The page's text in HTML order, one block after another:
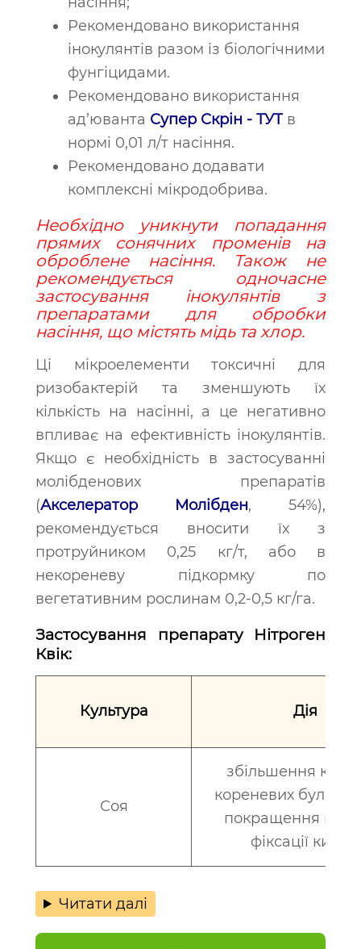
Рекомендовано використання
інокулянтів разом із біологічними
фунгіцидами.
Рекомендовано використання
ад’юванта Супер Скрін - ТУТ в
нормі 0,01 л/т насіння.
Рекомендовано додавати
комплексні мікродобрива.
Необхідно уникнути попадання
прямих сонячних променів на
оброблене насіння. Також не
рекомендується одночасне
застосування інокулянтів з
препаратами для обробки
насіння, що містять мідь та хлор.
Ці мікроелементи токсичні для
ризобактерій та зменшують їх
кількість на насінні, а це негативно
впливає на ефективність інокулянтів.
Якщо є необхідність в застосуванні
молібденових препаратів
(Акселератор Молібден, 54%),
рекомендується вносити їх з
протруйником 0,25 кг/т, або в
некореневу підкормку по
вегетативним рослинам 0,2-0,5 кг/га.
Застосування препарату Нітроген
Квік:
Культура Дія
Соя
збільшення
кореневих
покращення
фіксації кисню
Читати далі